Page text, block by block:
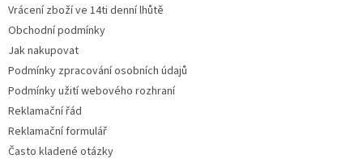
Vrácení zboží ve 14ti denní lhůtě
Obchodní podmínky
Jak nakupovat
Podmínky zpracování osobních údajů
Podmínky užití webového rozhraní
Reklamační řád
Reklamační formulář
Často kladené otázky